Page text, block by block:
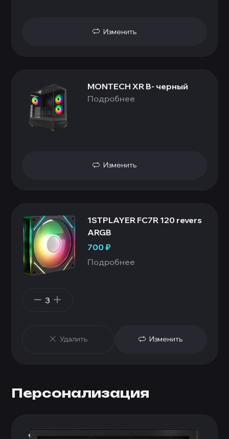
Изменить
MONTECH XR B- черный
Подробнее
Изменить
1STPLAYER FC7R 120 revers
ARGB
700₽
Подробнее
3
Удалить Изменить
Персонализация